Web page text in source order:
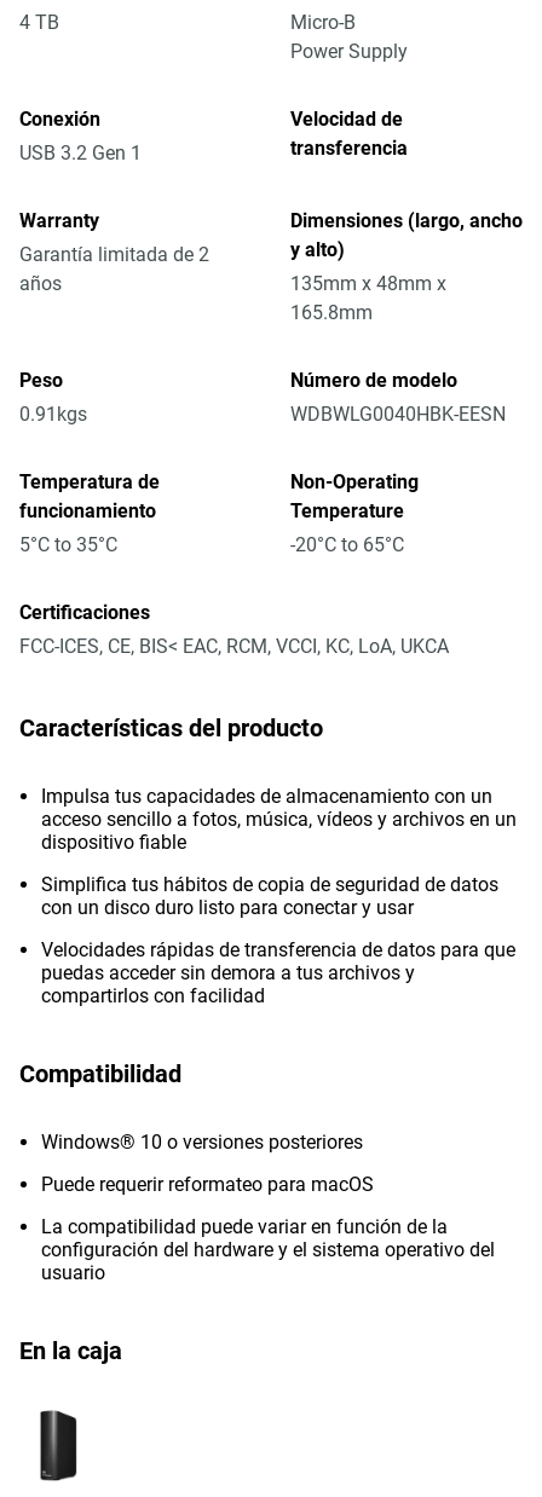
4 TB
Micro-B
Power Supply
Conexión
USB 3.2 Gen 1
Velocidad de
transferencia
Warranty
Garantía limitada de 2
años
Dimensiones (largo, ancho
y alto)
135mm x 48mm x
165.8mm
Peso
0.91kgs
Número de modelo
WDBWLG0040HBK-EESN
Temperatura de
funcionamiento
5°C to 35°C
Non-Operating
Temperature
-20°C to 65°C
Certificaciones
FCC-ICES, CE, BIS< EAC, RCM, VCCI, KC, LoA, UKCA
Características del producto
Impulsa tus capacidades de almacenamiento con un
acceso sencillo a fotos, música, vídeos y archivos en un
dispositivo fiable
Simplifica tus hábitos de copia de seguridad de datos
con un disco duro listo para conectar y usar
Velocidades rápidas de transferencia de datos para que
puedas acceder sin demora a tus archivos y
compartirlos con facilidad
Compatibilidad
Windows® 10 o versiones posteriores
Puede requerir reformateo para macOS
La compatibilidad puede variar en función de la
configuración del hardware y el sistema operativo del
usuario
En la caja